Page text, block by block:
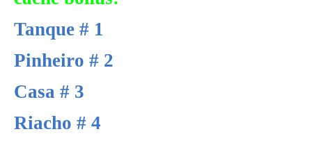
Tanque # 1
Pinheiro # 2
Casa # 3
Riacho # 4